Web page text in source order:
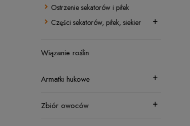
Ostrzenie sekatorów i piłek
Części sekatorów, piłek, siekier
Wiązanie roślin
Armatki hukowe
Zbiór owoców